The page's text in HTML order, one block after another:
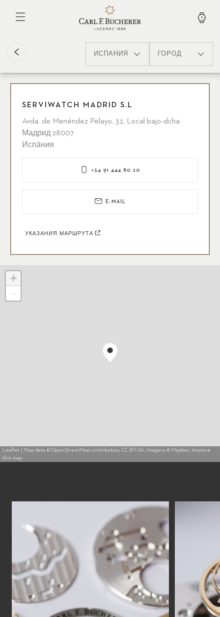
основному
ИСПА́НИЯ ГОРОД
SERVIWATCH MADRID S.L
Avda. de Menéndez Pelayo, 32, Local bajo-dcha
Мадрид 28007
Испа́ния
+34 91 444 80 20
E-MAIL
УКАЗАНИЯ МАРШРУТА
+
Leaflet | Map data © OpenStreetMap contributors, CC-BY-SA, Imagery © Mapbox,
Improve
this map